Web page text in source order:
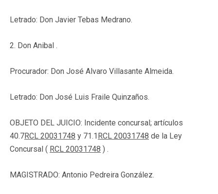
Letrado: Don Javier Tebas Medrano.
2. Don Anibal .
Procurador: Don José Alvaro Villasante Almeida.
Letrado: Don José Luis Fraile Quinzaños.
OBJETO DEL JUICIO: Incidente concursal; artículos
40.7RCL 20031748 y 71.1RCL 20031748 de la Ley
Concursal ( RCL 20031748 ) .
MAGISTRADO: Antonio Pedreira González.